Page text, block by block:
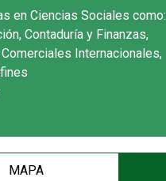
en Ciencias Sociales como:
Contaduría y Finanzas,
Internacionales,
MAPA